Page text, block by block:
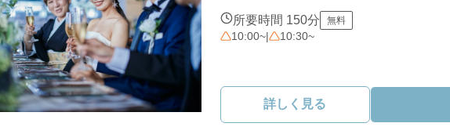
まずはリラックスして、会場の雰囲気を体感
＊独立型チャペルで見学
家族の絆が深まる感動の挙式
「何から始めたら？」という方も大歓迎。
今すぐ空き状況をチェック！
所要時間 150分 無料
10:00~| 10:30~
詳しく見る